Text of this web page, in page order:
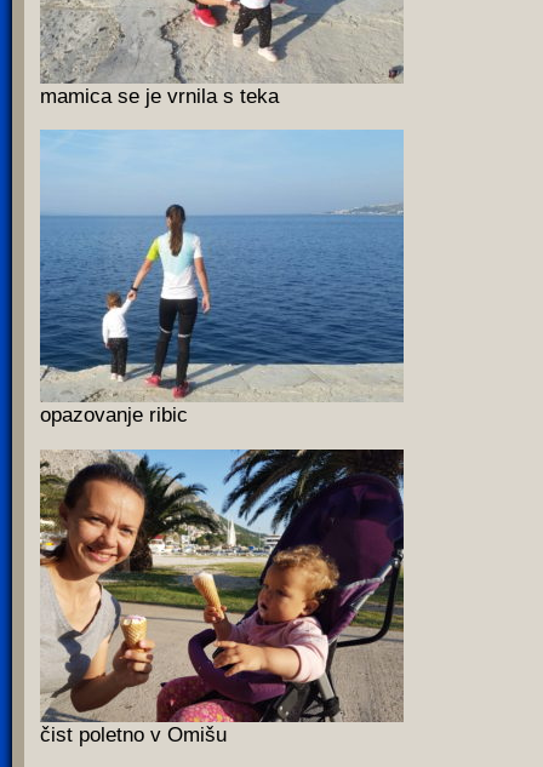
mamica se je vrnila s teka
opazovanje ribic
čist poletno v Omišu